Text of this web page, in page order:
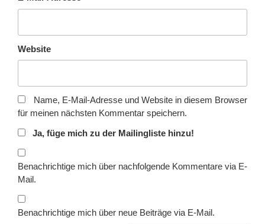
Website
Name, E-Mail-Adresse und Website in diesem Browser
für meinen nächsten Kommentar speichern.
Ja, füge mich zu der Mailingliste hinzu!
Benachrichtige mich über nachfolgende Kommentare via E-
Mail.
Benachrichtige mich über neue Beiträge via E-Mail.